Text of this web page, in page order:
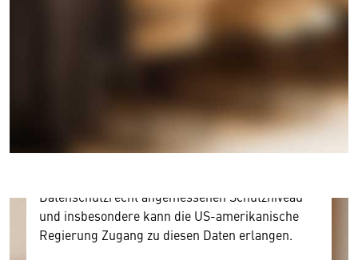
Wir benötigen Ihre Zustimmung
Hier würden wir Ihnen gerne einen externen
Inhalt anzeigen. Dafür benötigen wir allerdings
Ihre Zustimmung, da Ihr Browser
personenbezogene technische Daten zu Geräten
und Nutzerverhalten mitunter mit US-
amerikanischen Anbietern austauscht.
Datenschutzrecht angemessenen Schutzniveau
und insbesondere kann die US-amerikanische
Regierung Zugang zu diesen Daten erlangen.